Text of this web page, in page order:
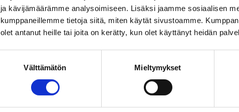
ja kävijämäärämme analysoimiseen. Lisäksi jaamme sosiaalisen
kumppaneillemme tietoja siitä, miten käytät sivustoamme.
olet antanut heille tai joita on kerätty, kun olet käyttänyt heidän
Välttämätön Mieltymykset